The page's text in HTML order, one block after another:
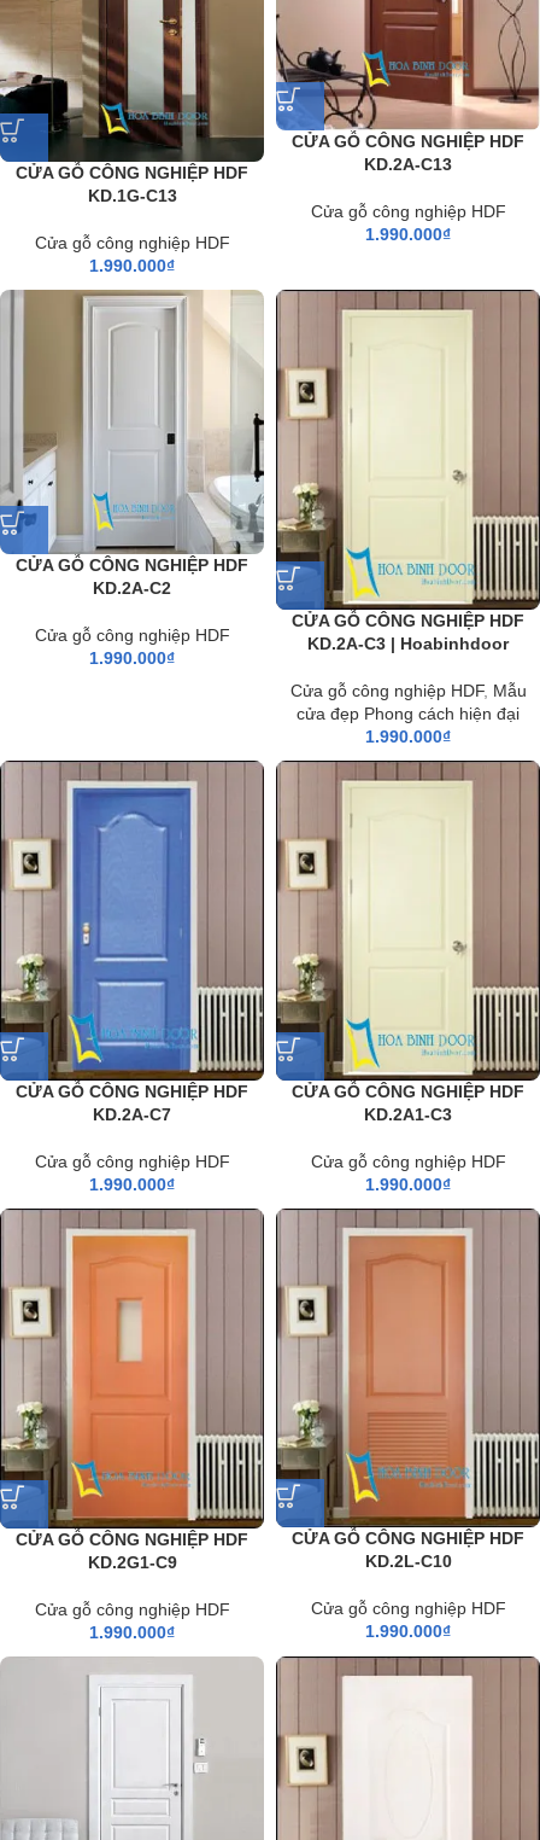
CỬA GỖ CÔNG NGHIỆP HDF
KD.1G-C13
Cửa gỗ công nghiệp HDF
1.990.000₫
CỬA GỖ CÔNG NGHIỆP HDF
KD.2A-C13
Cửa gỗ công nghiệp HDF
1.990.000₫
CỬA GỖ CÔNG NGHIỆP HDF
KD.2A-C2
Cửa gỗ công nghiệp HDF
1.990.000₫
CỬA GỖ CÔNG NGHIỆP HDF
KD.2A-C3 | Hoabinhdoor
Cửa gỗ công nghiệp HDF, Mẫu
cửa đẹp Phong cách hiện đại
1.990.000₫
CỬA GỖ CÔNG NGHIỆP HDF
KD.2A-C7
Cửa gỗ công nghiệp HDF
1.990.000₫
CỬA GỖ CÔNG NGHIỆP HDF
KD.2A1-C3
Cửa gỗ công nghiệp HDF
1.990.000₫
CỬA GỖ CÔNG NGHIỆP HDF
KD.2G1-C9
Cửa gỗ công nghiệp HDF
1.990.000₫
CỬA GỖ CÔNG NGHIỆP HDF
KD.2L-C10
Cửa gỗ công nghiệp HDF
1.990.000₫